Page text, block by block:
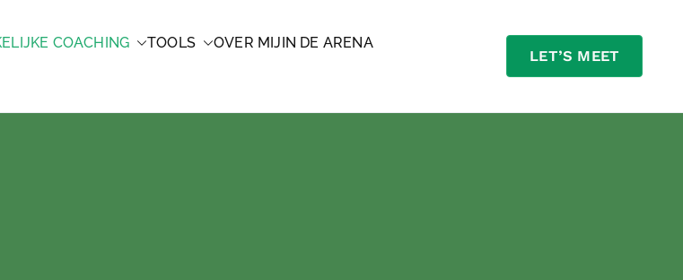
COACHING TOOLS OVER MIJ IN DE ARENA
LET’S MEET